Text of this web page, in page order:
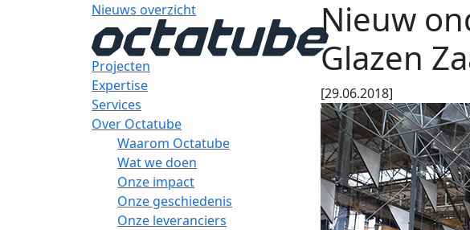
Projecten
Expertise
Services
Over Octatube
Waarom Octatube
Wat we doen
Onze impact
Onze geschiedenis
Onze leveranciers
Nieuws overzicht
Nieuw
Glazen
[29.06.2018]